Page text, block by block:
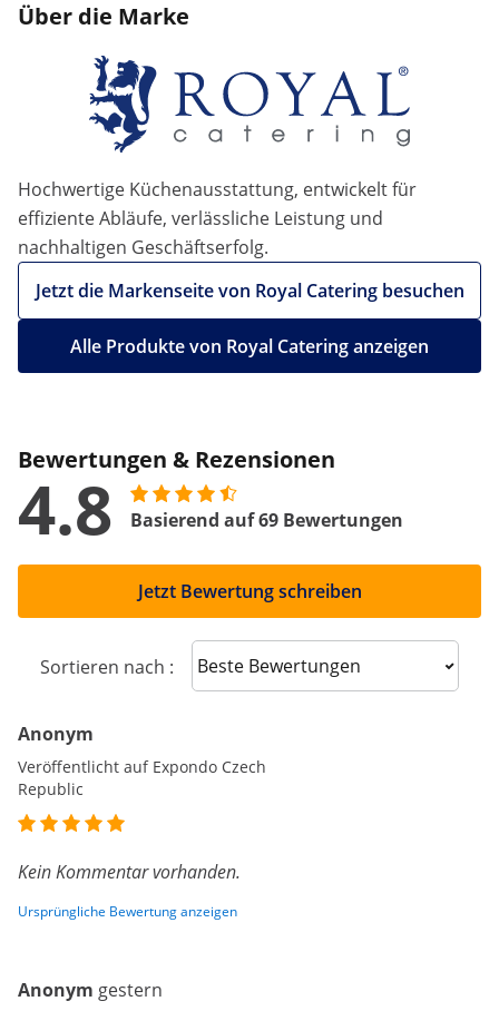
Über die Marke
Hochwertige Küchenausstattung, entwickelt für
effiziente Abläufe, verlässliche Leistung und
nachhaltigen Geschäftserfolg.
Jetzt die Markenseite von Royal Catering besuchen
Alle Produkte von Royal Catering anzeigen
Bewertungen & Rezensionen
4.8 Basierend auf 69 Bewertungen
Jetzt Bewertung schreiben
Sortieren nach : Sort reviews
Anonym
Veröffentlicht auf Expondo Czech
Republic
Kein Kommentar vorhanden.
Ursprüngliche Bewertung anzeigen
Anonym gestern